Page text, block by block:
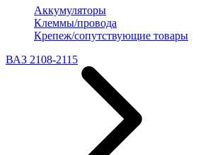
Аккумуляторы
Клеммы/провода
Крепеж/сопутствующие товары
ВАЗ 2108-2115